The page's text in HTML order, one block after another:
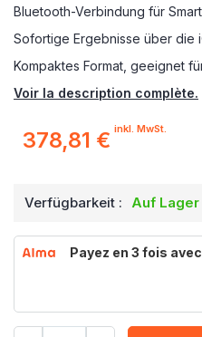
Bluetooth-Verbindung für
Sofortige Ergebnisse über die
Kompaktes Format, geeignet
Voir la description complète.
378,81 € inkl. MwSt.
Verfügbarkeit : Auf
Payez en 3 fois